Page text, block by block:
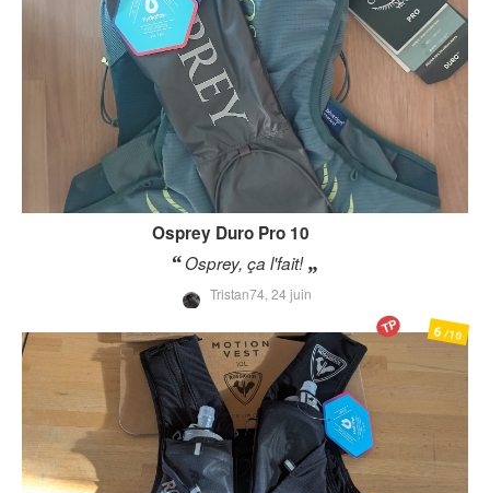
Osprey Duro Pro 10
Osprey, ça l'fait!
Tristan74, 24 juin
6/10
TP